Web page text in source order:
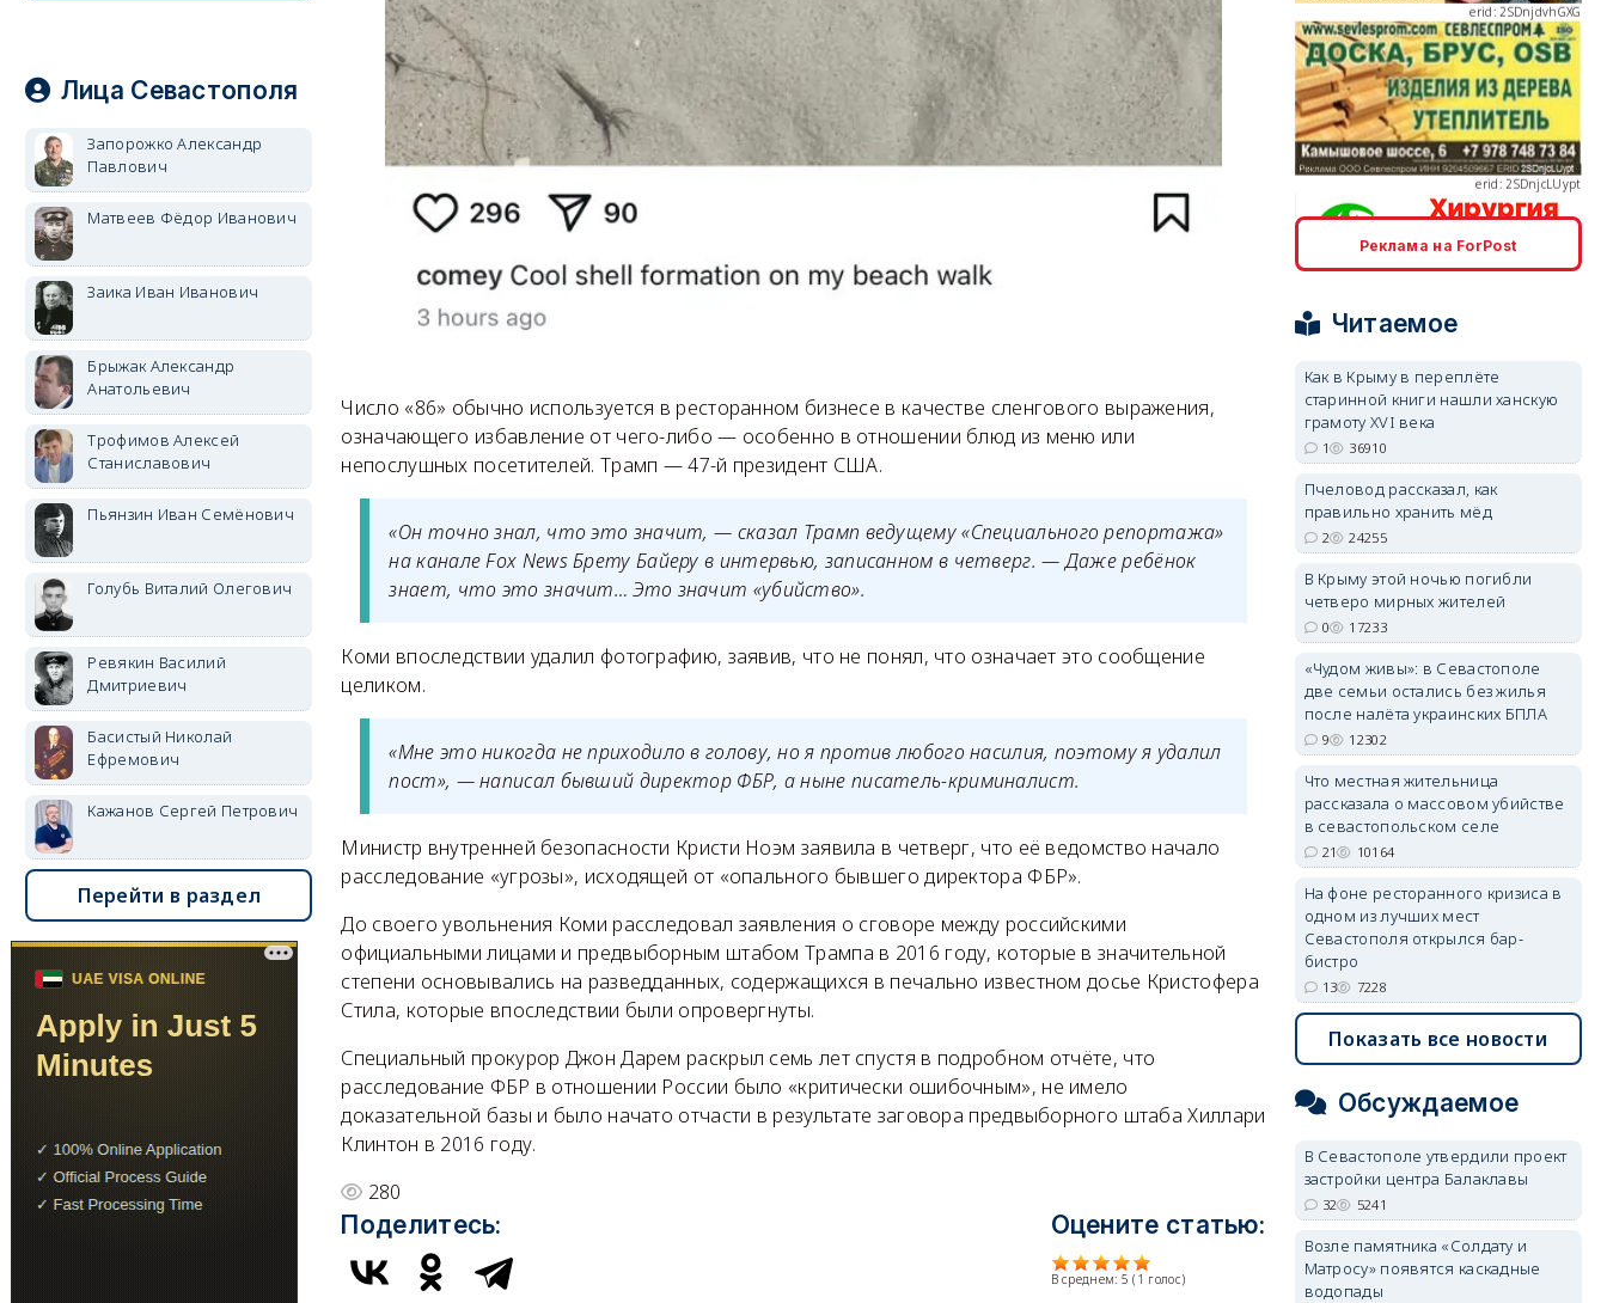
Число «86» обычно используется в ресторанном бизнесе в качестве сленгового выражения,
означающего избавление от чего-либо — особенно в отношении блюд из меню или
непослушных посетителей. Трамп — 47-й президент США.
«Он точно знал, что это значит, — сказал Трамп ведущему «Специального репортажа»
на канале Fox News Брету Байеру в интервью, записанном в четверг. — Даже ребёнок
знает, что это значит… Это значит «убийство».
Коми впоследствии удалил фотографию, заявив, что не понял, что означает это сообщение
целиком.
«Мне это никогда не приходило в голову, но я против любого насилия, поэтому я удалил
пост», — написал бывший директор ФБР, а ныне писатель-криминалист.
Министр внутренней безопасности Кристи Ноэм заявила в четверг, что её ведомство начало
расследование «угрозы», исходящей от «опального бывшего директора ФБР».
До своего увольнения Коми расследовал заявления о сговоре между российскими
официальными лицами и предвыборным штабом Трампа в 2016 году, которые в значительной
степени основывались на разведданных, содержащихся в печально известном досье Кристофера
Стила, которые впоследствии были опровергнуты.
Специальный прокурор Джон Дарем раскрыл семь лет спустя в подробном отчёте, что
расследование ФБР в отношении России было «критически ошибочным», не имело
доказательной базы и было начато отчасти в результате заговора предвыборного штаба Хиллари
Клинтон в 2016 году.
280
Поделитесь: Оцените статью:
В среднем: 5 ( 1 голос)
Лица Севастополя
Запорожко Александр
Павлович
Матвеев Фёдор Иванович
Заика Иван Иванович
Брыжак Александр
Анатольевич
Трофимов Алексей
Станиславович
Пьянзин Иван Семёнович
Голубь Виталий Олегович
Ревякин Василий
Дмитриевич
Басистый Николай
Ефремович
Кажанов Сергей Петрович
Перейти в раздел
erid: 2SDnjcLUypt
erid: 2SDnjdvhGXG
Реклама на ForPost
Читаемое
Как в Крыму в переплёте
старинной книги нашли ханскую
грамоту XVI века
1 36910
Пчеловод рассказал, как
правильно хранить мёд
2 24255
В Крыму этой ночью погибли
четверо мирных жителей
0 17233
«Чудом живы»: в Севастополе
две семьи остались без жилья
после налёта украинских БПЛА
9 12302
Что местная жительница
рассказала о массовом убийстве
в севастопольском селе
21 10164
На фоне ресторанного кризиса в
одном из лучших мест
Севастополя открылся бар-
бистро
13 7228
Показать все новости
Обсуждаемое
В Севастополе утвердили проект
застройки центра Балаклавы
32 5241
Возле памятника «Солдату и
Матросу» появятся каскадные
водопады